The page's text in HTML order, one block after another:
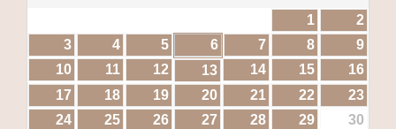
1
2
3
4 5 6 7 8
9
10
11 12 13 14 15
16
17
18 19 20 21 22
23
24
25 26 27 28 29
30